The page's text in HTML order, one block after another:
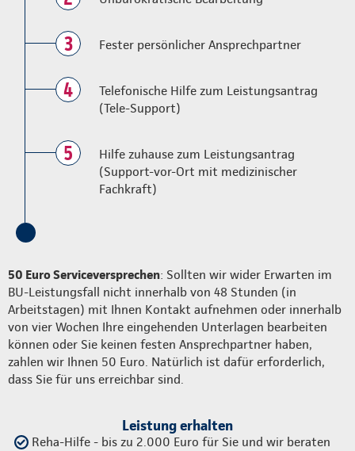
3 Fester persönlicher Ansprechpartner
4
Telefonische Hilfe zum Leistungsantrag
(Tele-Support)
5
Hilfe zuhause zum Leistungsantrag
(Support-vor-Ort mit medizinischer
Fachkraft)
50 Euro Serviceversprechen: Sollten wir wider Erwarten im
BU-Leistungsfall nicht innerhalb von 48 Stunden (in
Arbeitstagen) mit Ihnen Kontakt aufnehmen oder innerhalb
von vier Wochen Ihre eingehenden Unterlagen bearbeiten
können oder Sie keinen festen Ansprechpartner haben,
zahlen wir Ihnen 50 Euro. Natürlich ist dafür erforderlich,
dass Sie für uns erreichbar sind.
Leistung erhalten
Reha-Hilfe - bis zu 2.000 Euro für Sie und wir beraten